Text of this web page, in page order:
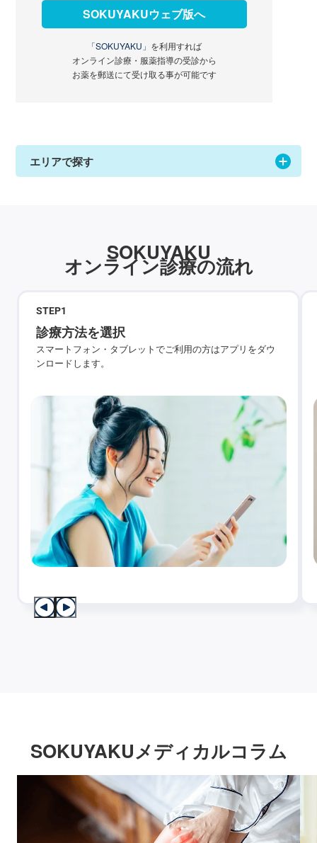
SOKUYAKUウェブ版へ
「SOKUYAKU」 を利用すれば
オンライン診療・服薬指導の受診から
お薬を郵送にて受け取る事が可能です
エリアで探す
SOKUYAKU
オンライン診療の流れ
STEP1
診療方法を選択
スマートフォン・タブレットでご利用の方はアプリをダウ
ンロードします。
SOKUYAKUメディカルコラム